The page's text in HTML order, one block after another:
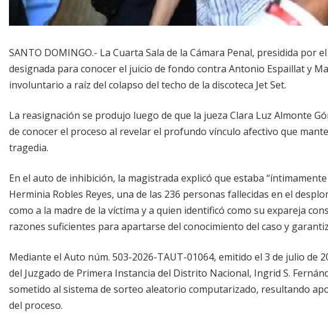
SANTO DOMINGO.- La Cuarta Sala de la Cámara Penal, presidida por
designada para conocer el juicio de fondo contra Antonio Espaillat y
involuntario a raíz del colapso del techo de la discoteca Jet Set.
La reasignación se produjo luego de que la jueza Clara Luz Almonte
de conocer el proceso al revelar el profundo vínculo afectivo que
tragedia.
En el auto de inhibición, la magistrada explicó que estaba
Herminia Robles Reyes, una de las 236 personas fallecidas en el
como a la madre de la víctima y a quien identificó como su expareja
razones suficientes para apartarse del conocimiento del caso y
Mediante el Auto núm. 503-2026-TAUT-01064, emitido el 3 de julio de
del Juzgado de Primera Instancia del Distrito Nacional, Ingrid S.
sometido al sistema de sorteo aleatorio computarizado, resultando
del proceso.